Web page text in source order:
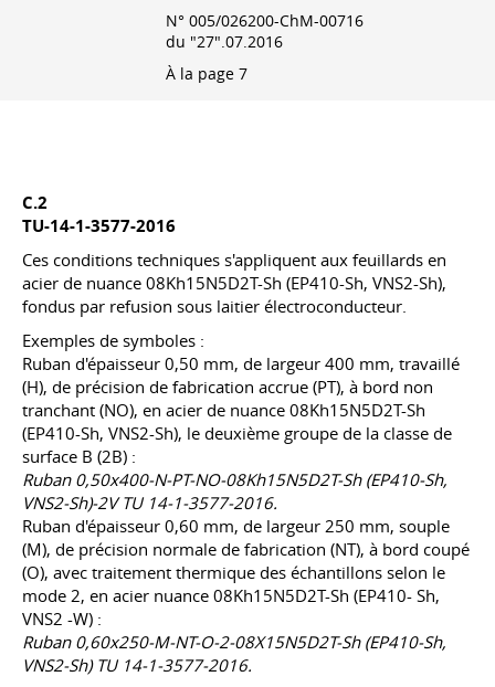
N° 005/026200-ChM-00716
du "27".07.2016
À la page 7
C.2
TU-14-1-3577-2016
Ces conditions techniques s'appliquent aux feuillards en
acier de nuance 08Kh15N5D2T-Sh (EP410-Sh, VNS2-Sh),
fondus par refusion sous laitier électroconducteur.
Exemples de symboles :
Ruban d'épaisseur 0,50 mm, de largeur 400 mm, travaillé
(H), de précision de fabrication accrue (PT), à bord non
tranchant (NO), en acier de nuance 08Kh15N5D2T-Sh
(EP410-Sh, VNS2-Sh), le deuxième groupe de la classe de
surface B (2B) :
Ruban 0,50x400-N-PT-NO-08Kh15N5D2T-Sh (EP410-Sh,
VNS2-Sh)-2V TU 14-1-3577-2016.
Ruban d'épaisseur 0,60 mm, de largeur 250 mm, souple
(M), de précision normale de fabrication (NT), à bord coupé
(O), avec traitement thermique des échantillons selon le
mode 2, en acier nuance 08Kh15N5D2T-Sh (EP410- Sh,
VNS2 -W) :
Ruban 0,60x250-M-NT-O-2-08X15N5D2T-Sh (EP410-Sh,
VNS2-Sh) TU 14-1-3577-2016.